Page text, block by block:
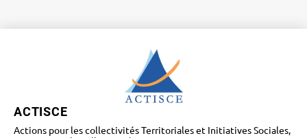
ACTISCE
Actions pour les collectivités Territoriales et Initiatives Sociales,